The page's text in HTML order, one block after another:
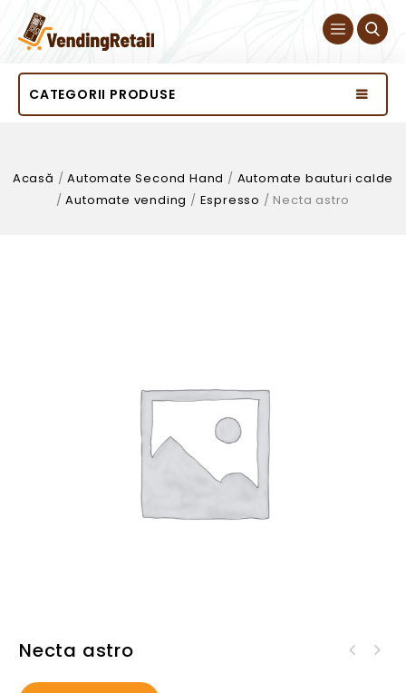
CATEGORII PRODUSE
Acasă /Automate Second Hand / Automate bauturi calde
/Automate vending / Espresso / Necta astro
Necta astro